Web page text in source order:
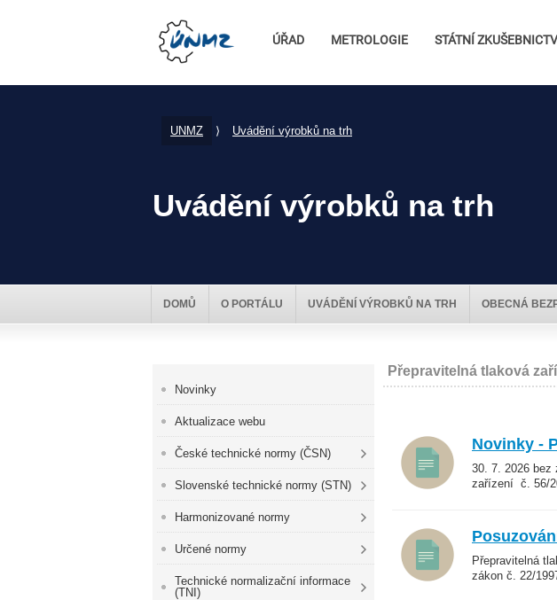
ÚŘAD METROLOGIE STÁTNÍ
UNMZ ⟩ Uvádění výrobků na trh
Uvádění výrobků na trh
DOMŮ O PORTÁLU UVÁDĚNÍ VÝROBKŮ NA TRH OBECNÁ
Novinky
Aktualizace webu
České technické normy (ČSN)
Slovenské technické normy (STN)
Harmonizované normy
Určené normy
Technické normalizační informace
(TNI)
Přepravitelná tlaková
Novinky -
30. 7. 2026 bez
zařízení č. 56/
Přepravitelná
zákon č. 22/